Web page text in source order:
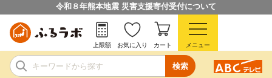
令和８年熊本地震 災害支援寄付受付について
検索
上限額 お気に入り カート メニュー